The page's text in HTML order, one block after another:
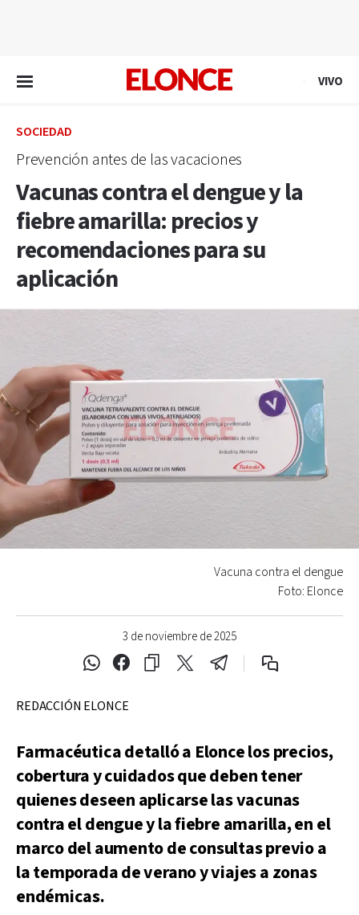
VIVO
SOCIEDAD
Prevención antes de las vacaciones
Vacunas contra el dengue y la
fiebre amarilla: precios y
recomendaciones para su
aplicación
3 de noviembre de 2025
Vacuna contra el dengue
Foto: Elonce
REDACCIÓN ELONCE
Farmacéutica detalló a Elonce los precios,
cobertura y cuidados que deben tener
quienes deseen aplicarse las vacunas
contra el dengue y la fiebre amarilla, en el
marco del aumento de consultas previo a
la temporada de verano y viajes a zonas
endémicas.